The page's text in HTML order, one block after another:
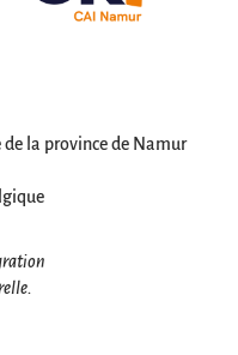
de la province de Namur